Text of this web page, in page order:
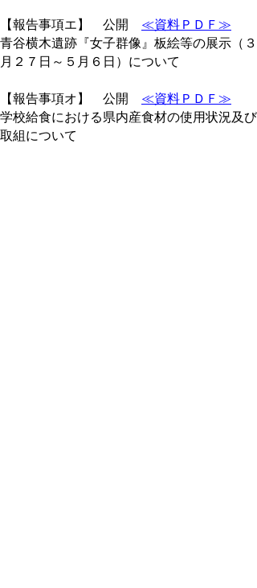
【報告事項エ】 公開 ≪資料ＰＤＦ≫
青谷横木遺跡『女子群像』板絵等の展示（３
月２７日～５月６日）について
【報告事項オ】 公開 ≪資料ＰＤＦ≫
学校給食における県内産食材の使用状況及び
取組について